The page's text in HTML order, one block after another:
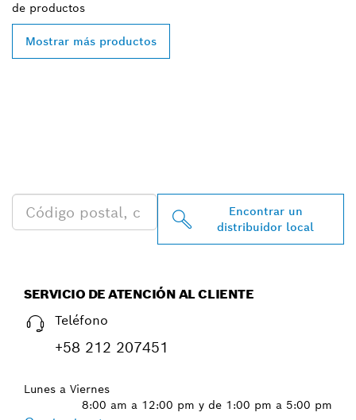
de productos
Mostrar más productos
Encontrar un
distribuidor local
SERVICIO DE ATENCIÓN AL CLIENTE
Teléfono
+58 212 207451
Lunes a Viernes
8:00 am a 12:00 pm y de 1:00 pm a 5:00 pm